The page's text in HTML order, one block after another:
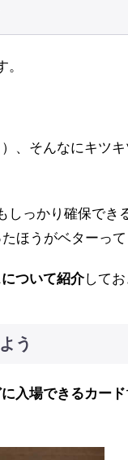
。
、そんなにキツ
しっかり確保でき
ほうがベターって
ついて紹介してお
う
入場できるカード